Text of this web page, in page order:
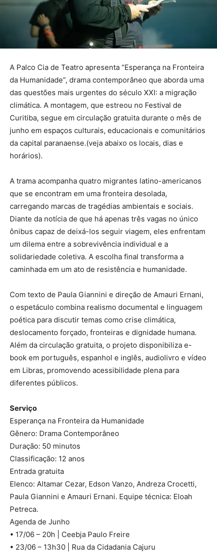
A Palco Cia de Teatro apresenta “Esperança na Fronteira
da Humanidade”, drama contemporâneo que aborda uma
das questões mais urgentes do século XXI: a migração
climática. A montagem, que estreou no Festival de
Curitiba, segue em circulação gratuita durante o mês de
junho em espaços culturais, educacionais e comunitários
da capital paranaense.(veja abaixo os locais, dias e
horários).
A trama acompanha quatro migrantes latino-americanos
que se encontram em uma fronteira desolada,
carregando marcas de tragédias ambientais e sociais.
Diante da notícia de que há apenas três vagas no único
ônibus capaz de deixá-los seguir viagem, eles enfrentam
um dilema entre a sobrevivência individual e a
solidariedade coletiva. A escolha final transforma a
caminhada em um ato de resistência e humanidade.
Com texto de Paula Giannini e direção de Amauri Ernani,
o espetáculo combina realismo documental e linguagem
poética para discutir temas como crise climática,
deslocamento forçado, fronteiras e dignidade humana.
Além da circulação gratuita, o projeto disponibiliza e-
book em português, espanhol e inglês, audiolivro e vídeo
em Libras, promovendo acessibilidade plena para
diferentes públicos.
Serviço
Esperança na Fronteira da Humanidade
Gênero: Drama Contemporâneo
Duração: 50 minutos
Classificação: 12 anos
Entrada gratuita
Elenco: Altamar Cezar, Edson Vanzo, Andreza Crocetti,
Paula Giannini e Amauri Ernani. Equipe técnica: Eloah
Petreca.
Agenda de Junho
• 17/06 – 20h | Ceebja Paulo Freire
• 23/06 – 13h30 | Rua da Cidadania Cajuru